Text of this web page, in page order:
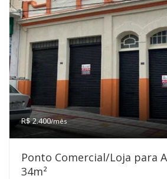
R$ 2.400/mês
Ponto Comercial/Loja para
34m²